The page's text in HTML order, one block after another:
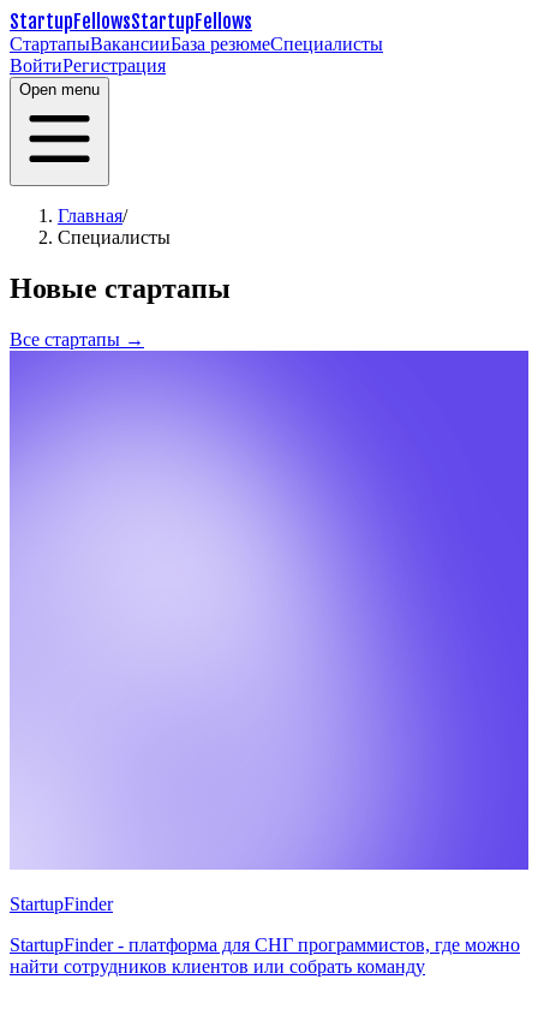
StartupFellowsStartupFellows
СтартапыВакансииБаза резюмеСпециалисты
ВойтиРегистрация
Open menu
Главная/
Специалисты
Новые стартапы
Все стартапы →
StartupFinder
StartupFinder - платформа для СНГ программистов, где можно
найти сотрудников клиентов или собрать команду